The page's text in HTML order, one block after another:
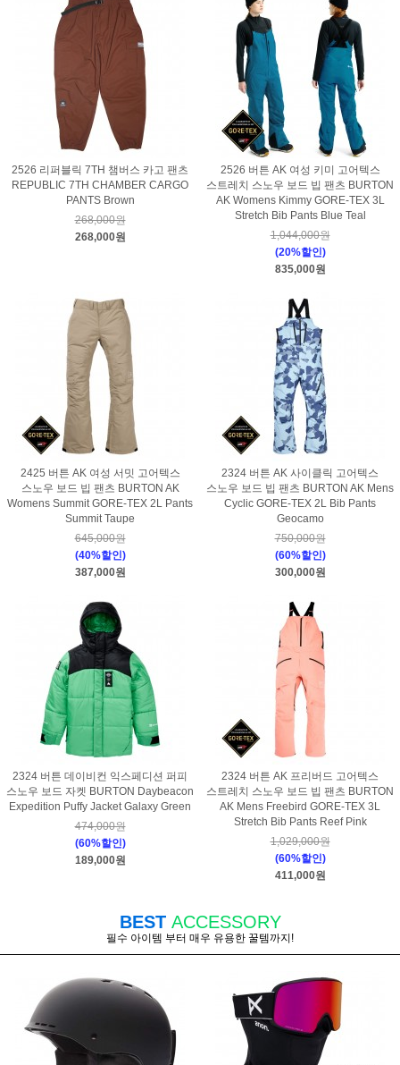
2526 리퍼블릭 7TH 챔버스 카고 팬츠
REPUBLIC 7TH CHAMBER CARGO
PANTS Brown
268,000원
268,000원
2526 버튼 AK 여성 키미 고어텍스
스트레치 스노우 보드 빕 팬츠 BURTON
AK Womens Kimmy GORE-TEX 3L
Stretch Bib Pants Blue Teal
1,044,000원
(20%할인)
835,000원
2425 버튼 AK 여성 서밋 고어텍스
스노우 보드 빕 팬츠 BURTON AK
Womens Summit GORE-TEX 2L Pants
Summit Taupe
645,000원
(40%할인)
387,000원
2324 버튼 AK 사이클릭 고어텍스
스노우 보드 빕 팬츠 BURTON AK Mens
Cyclic GORE-TEX 2L Bib Pants
Geocamo
750,000원
(60%할인)
300,000원
2324 버튼 데이비컨 익스페디션 퍼피
스노우 보드 자켓 BURTON Daybeacon
Expedition Puffy Jacket Galaxy Green
474,000원
(60%할인)
189,000원
2324 버튼 AK 프리버드 고어텍스
스트레치 스노우 보드 빕 팬츠 BURTON
AK Mens Freebird GORE-TEX 3L
Stretch Bib Pants Reef Pink
1,029,000원
(60%할인)
411,000원
BEST ACCESSORY
필수 아이템 부터 매우 유용한 꿀템까지!